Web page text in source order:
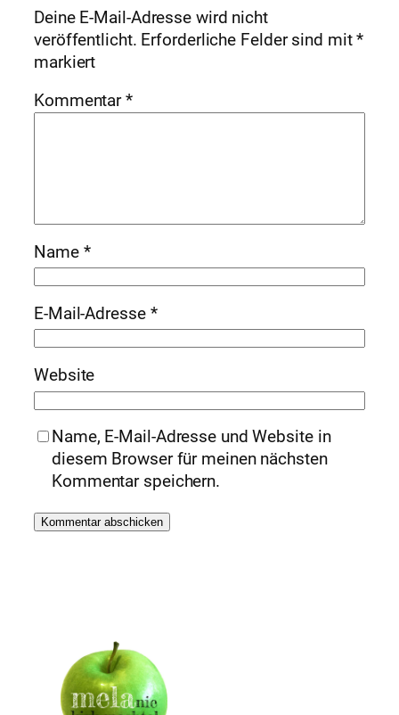
Deine E-Mail-Adresse wird nicht
veröffentlicht. Erforderliche Felder sind mit*
markiert
Kommentar*
Name *
E-Mail-Adresse *
Website
Name, E-Mail-Adresse und Website in
diesem Browser für meinen nächsten
Kommentar speichern.